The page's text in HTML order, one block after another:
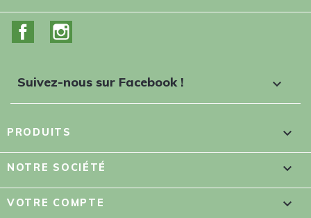
Facebook
Suivez-nous sur Facebook ! 
PRODUITS 
NOTRE SOCIÉTÉ 
VOTRE COMPTE 